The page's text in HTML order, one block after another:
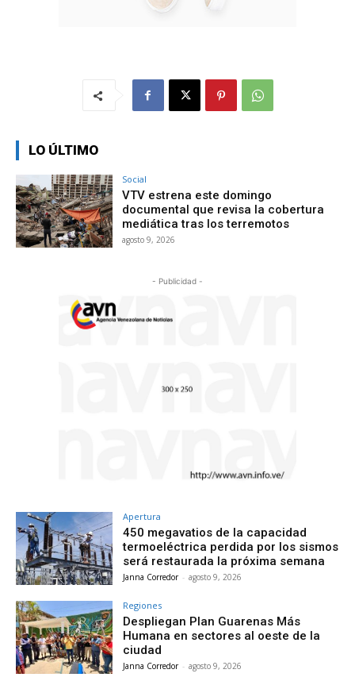
LO ÚLTIMO
Social
VTV estrena este domingo
documental que revisa la cobertura
mediática tras los terremotos
agosto 9, 2026
- Publicidad -
Apertura
450 megavatios de la capacidad
termoeléctrica perdida por los sismos
será restaurada la próxima semana
Janna Corredor - agosto 9, 2026
Regiones
Despliegan Plan Guarenas Más
Humana en sectores al oeste de la
ciudad
Janna Corredor - agosto 9, 2026